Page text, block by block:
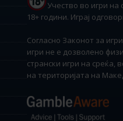
Учество во игри на
18+ години. Играј
Согласно Законот за
игри не е дозволено
странски игри на среќа,
на територијата на